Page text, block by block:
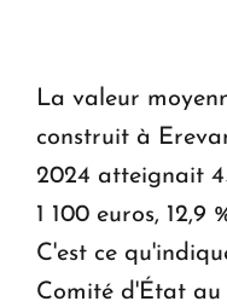
La valeur
construit à
2024 atteignait
1 100 euros, 12,9
C'est ce
Comité d'État